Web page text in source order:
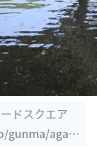
ドスクエア
gunma/agats